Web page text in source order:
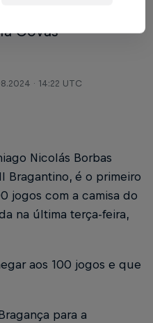
Covas
· 14:22 UTC
Nicolás Borbas
Bragantino, é o primeiro
jogos com a camisa do
na última terça-feira,
aos 100 jogos e que
para a